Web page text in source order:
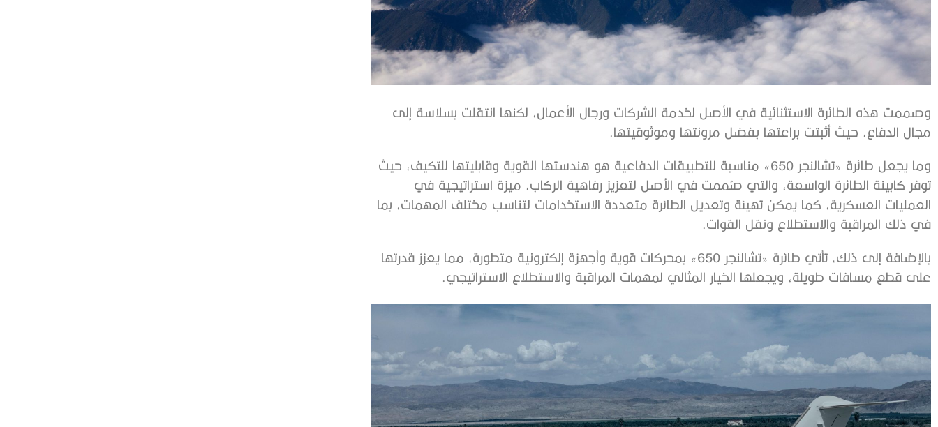
وصممت هذه الطائرة الاستثنائية في الأصل لخدمة الشركات ورجال الأعمال، لكنها انتقلت بسلاسة إلى
مجال الدفاع، حيث أثبتت براعتها بفضل مرونتها وموثوقيتها.
وما يجعل طائرة «تشالنجر 650» مناسبة للتطبيقات الدفاعية هو هندستها القوية وقابليتها للتكيف، حيث
توفر كابينة الطائرة الواسعة، والتي صُممت في الأصل لتعزيز رفاهية الركاب، ميزة استراتيجية في
العمليات العسكرية، كما يمكن تهيئة وتعديل الطائرة متعددة الاستخدامات لتناسب مختلف المهمات، بما
في ذلك المراقبة والاستطلاع ونقل القوات.
بالإضافة إلى ذلك، تأتي طائرة «تشالنجر 650» بمحركات قوية وأجهزة إلكترونية متطورة، مما يعزز قدرتها
على قطع مسافات طويلة، ويجعلها الخيار المثالي لمهمات المراقبة والاستطلاع الاستراتيجي.